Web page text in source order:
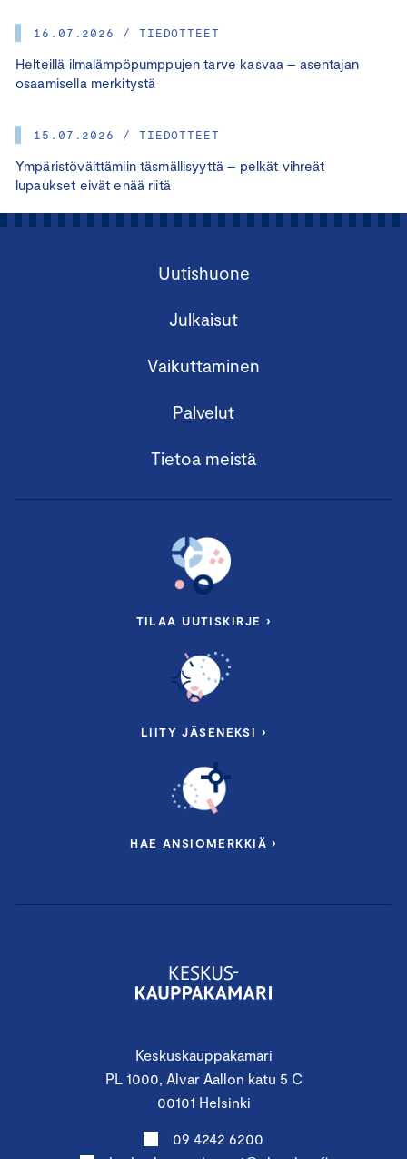
16.07.2026 / TIEDOTTEET
Helteillä ilmalämpöpumppujen tarve kasvaa – asentajan
osaamisella merkitystä
15.07.2026 / TIEDOTTEET
Ympäristöväittämiin täsmällisyyttä – pelkät vihreät
lupaukset eivät enää riitä
Keskuskauppakamari
PL 1000, Alvar Aallon katu 5 C
00101 Helsinki
09 4242 6200
Uutishuone
Julkaisut
Vaikuttaminen
Palvelut
Tietoa meistä
TILAA UUTISKIRJE ›
LIITY JÄSENEKSI ›
HAE ANSIOMERKKIÄ ›